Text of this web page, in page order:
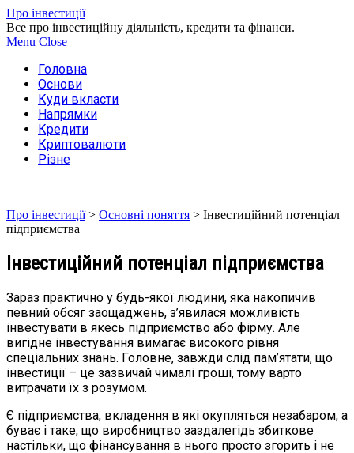
Про інвестиції
Все про інвестиційну діяльність, кредити та фінанси.
Menu Close
Головна
Основи
Куди вкласти
Напрямки
Кредити
Криптовалюти
Різне
Про інвестиції> Основні поняття > Інвестиційний потенціал
підприємства
Інвестиційний потенціал підприємства
Зараз практично у будь-якої людини, яка накопичив
певний обсяг заощаджень, з’явилася можливість
інвестувати в якесь підприємство або фірму. Але
вигідне інвестування вимагає високого рівня
спеціальних знань. Головне, завжди слід пам’ятати, що
інвестиції – це зазвичай чималі гроші, тому варто
витрачати їх з розумом.
Є підприємства, вкладення в які окупляться незабаром, а
буває і таке, що виробництво заздалегідь збиткове
настільки, що фінансування в нього просто згорить і не